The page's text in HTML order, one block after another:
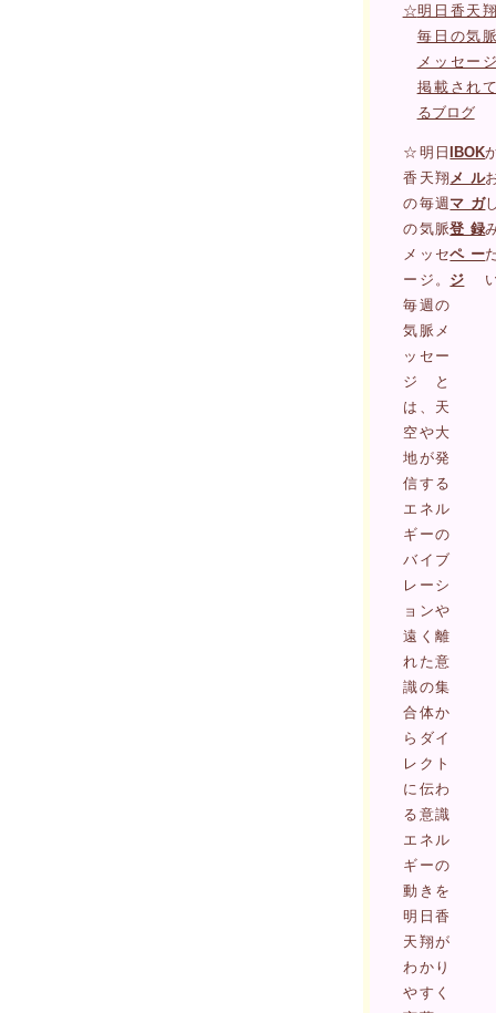
☆明日香天
毎日の気
メッセー
掲載され
るブログ
☆明日
香天翔
の毎週
の気脈
メッセ
ージ。
毎週の
気脈メ
ッセー
ジと
は、天
空や大
地が発
信する
エネル
ギーの
バイブ
レーシ
ョンや
遠く離
れた意
識の集
合体か
らダイ
レクト
に伝わ
る意識
エネル
ギーの
動きを
明日香
天翔が
わかり
やすく
IBOK
メル
マガ
登録
ペー
ジ